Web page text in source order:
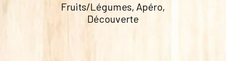
Fruits/Légumes, Apéro,
Découverte